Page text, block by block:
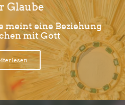
Glaube
meint eine Beziehung
mit Gott